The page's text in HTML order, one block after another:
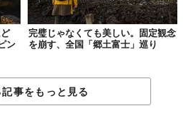
ン
完璧じゃなくても美しい。固定観念
を崩す、全国「郷土富士」巡り
事をもっと見る